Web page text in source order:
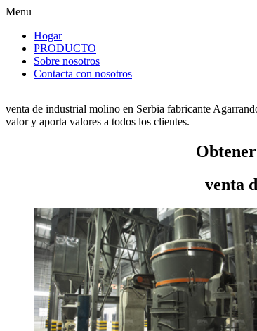
Menu
Hogar
PRODUCTO
Sobre nosotros
Contacta con nosotros
venta de industrial molino en Serbia fabricante
valor y aporta valores a todos los clientes.
venta